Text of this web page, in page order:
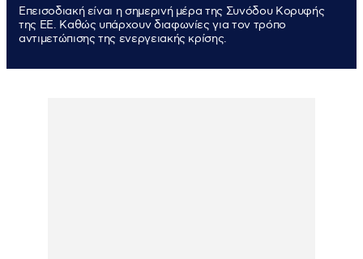
Επεισοδιακή είναι η σημερινή μέρα της Συνόδου Κορυφής
της ΕΕ. Καθώς υπάρχουν διαφωνίες για τον τρόπο
αντιμετώπισης της ενεργειακής κρίσης.